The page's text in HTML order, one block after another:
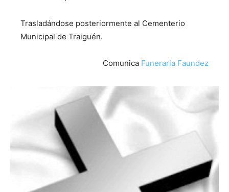
Trasladándose posteriormente al Cementerio
Municipal de Traiguén.
Comunica Funeraria Faundez